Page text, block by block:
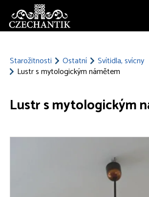
Starožitnosti Ostatní
Svítidla, svícny
Lustr s mytologickým námětem
Lustr s mytologickým